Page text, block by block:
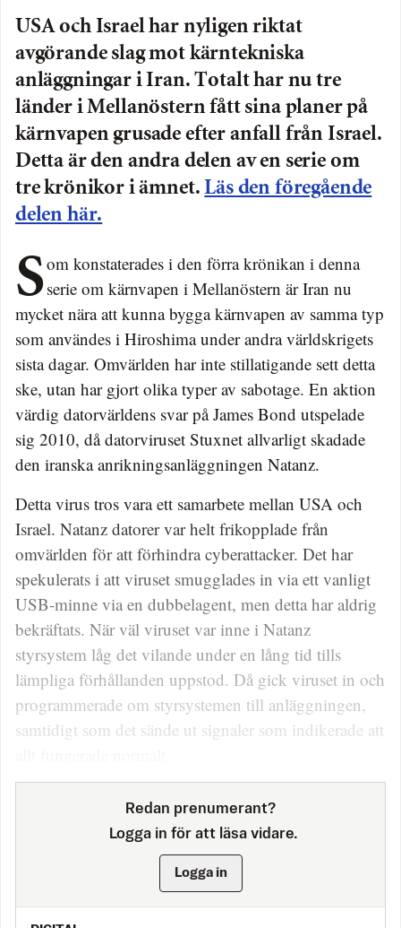
USA och Israel har nyligen riktat
avgörande slag mot kärntekniska
anläggningar i Iran. Totalt har nu tre
länder i Mellanöstern fått sina planer på
kärnvapen grusade efter anfall från Israel.
Detta är den andra delen av en serie om
tre krönikor i ämnet.Läs den föregående
delen här.
Som konstaterades i den förra krönikan i dennaserie om kärnvapen i Mellanöstern är Iran nu
mycket nära att kunna bygga kärnvapen av samma typ
som användes i Hiroshima under andra världskrigets
sista dagar. Omvärlden har inte stillatigande sett detta
ske, utan har gjort olika typer av sabotage. En aktion
värdig datorvärldens svar på James Bond utspelade
sig 2010, då datorviruset Stuxnet allvarligt skadade
den iranska anrikningsanläggningen Natanz.
Detta virus tros vara ett samarbete mellan USA och
Israel. Natanz datorer var helt frikopplade från
omvärlden för att förhindra cyberattacker. Det har
spekulerats i att viruset smugglades in via ett vanligt
USB-minne via en dubbelagent, men detta har aldrig
bekräftats. När väl viruset var inne i Natanz
styrsystem låg det vilande under en lång tid tills
lämpliga förhållanden uppstod. Då gick viruset in och
programmerade om styrsystemen till anläggningen,
samtidigt som det sände ut signaler som indikerade att
Redan prenumerant?
Logga in för att läsa vidare.
Logga in